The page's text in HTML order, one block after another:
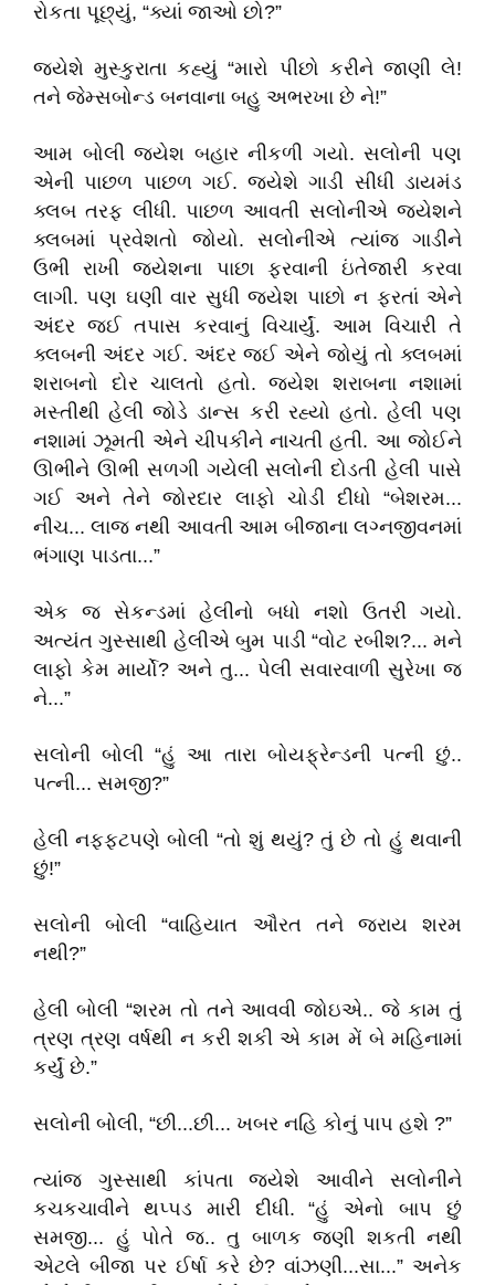
રોકતા પૂછ્યું, “ક્યાં જાઓ છો?”
જયેશે મુસ્કુરાતા કહ્યું “મારો પીછો કરીને જાણી લે!
તને જેમ્સબોન્ડ બનવાના બહુ અભરખા છે ને!”
આમ બોલી જયેશ બહાર નીકળી ગયો. સલોની પણ
એની પાછળ પાછળ ગઈ. જયેશે ગાડી સીધી ડાયમંડ
ક્લબ તરફ લીધી. પાછળ આવતી સલોનીએ જયેશને
ક્લબમાં પ્રવેશતો જોયો. સલોનીએ ત્યાંજ ગાડીને
ઉભી રાખી જયેશના પાછા ફરવાની ઇંતેજારી કરવા
લાગી. પણ ઘણી વાર સુધી જયેશ પાછો ન ફરતાં એને
અંદર જઈ તપાસ કરવાનું વિચાર્યું. આમ વિચારી તે
ક્લબની અંદર ગઈ. અંદર જઈ એને જોયું તો ક્લબમાં
શરાબનો દોર ચાલતો હતો. જયેશ શરાબના નશામાં
મસ્તીથી હેલી જોડે ડાન્સ કરી રહ્યો હતો. હેલી પણ
નશામાં ઝૂમતી એને ચીપકીને નાચતી હતી. આ જોઈને
ઊભીને ઊભી સળગી ગયેલી સલોની દોડતી હેલી પાસે
ગઈ અને તેને જોરદાર લાફો ચોડી દીધો “બેશરમ...
નીચ... લાજ નથી આવતી આમ બીજાના લગ્નજીવનમાં
ભંગાણ પાડતા...”
એક જ સેકન્ડમાં હેલીનો બધો નશો ઉતરી ગયો.
અત્યંત ગુસ્સાથી હેલીએ બુમ પાડી “વોટ રબીશ?... મને
લાફો કેમ માર્યો? અને તુ... પેલી સવારવાળી સુરેખા જ
ને...”
સલોની બોલી “હું આ તારા બોયફ્રેન્ડની પત્ની છું..
પત્ની... સમજી?”
હેલી નફ્ફટપણે બોલી “તો શું થયું? તું છે તો હું થવાની
છું!”
સલોની બોલી “વાહિયાત ઔરત તને જરાય શરમ
નથી?”
હેલી બોલી “શરમ તો તને આવવી જોઇએ.. જે કામ તું
ત્રણ ત્રણ વર્ષથી ન કરી શકી એ કામ મેં બે મહિનામાં
કર્યું છે.”
સલોની બોલી, “છી...છી... ખબર નહિ કોનું પાપ હશે ?”
ત્યાંજ ગુસ્સાથી કાંપતા જયેશે આવીને સલોનીને
કચકચાવીને થપ્પડ મારી દીધી. “હું એનો બાપ છું
સમજી... હું પોતે જ.. તુ બાળક જણી શકતી નથી
એટલે બીજા પર ઈર્ષા કરે છે? વાંઝણી...સા...” અનેક